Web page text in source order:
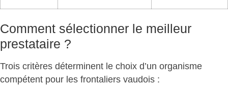
Comment sélectionner le meilleur
prestataire ?
Trois critères déterminent le choix d’un organisme
compétent pour les frontaliers vaudois :